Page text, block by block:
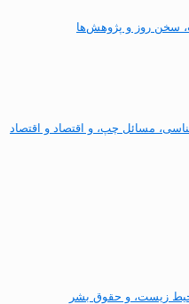
مسائل چپ، و اقتصاد و اقتصاد